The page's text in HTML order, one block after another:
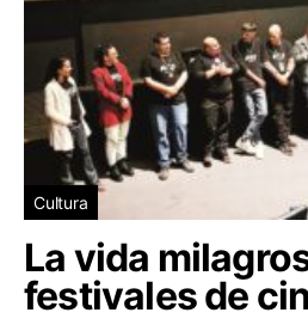
Cultura
La vida
festivales de